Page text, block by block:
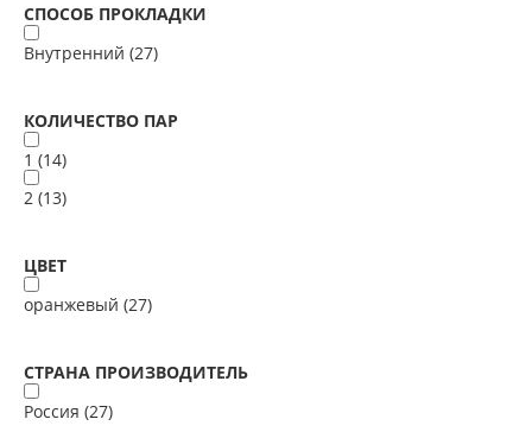
СПОСОБ ПРОКЛАДКИ
Внутренний (27)
КОЛИЧЕСТВО ПАР
1 (14)
2 (13)
ЦВЕТ
оранжевый (27)
СТРАНА ПРОИЗВОДИТЕЛЬ
Россия (27)